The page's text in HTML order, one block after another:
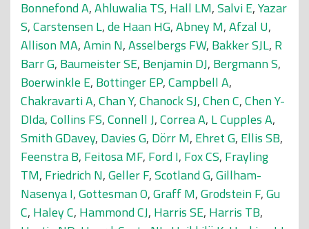
Bonnefond A,Ahluwalia TS, Hall LM,Salvi E,Yazar
S,Carstensen L,de Haan HG,Abney M,Afzal U,
Allison MA,Amin N,Asselbergs FW, Bakker SJL, R
Barr G, Baumeister SE, Benjamin DJ, Bergmann S,
Boerwinkle E, Bottinger EP,Campbell A,
Chakravarti A,Chan Y,Chanock SJ,Chen C,Chen Y-
DIda,Collins FS,Connell J,Correa A, L Cupples A,
Smith GDavey, Davies G, Dörr M, Ehret G, Ellis SB,
Feenstra B, Feitosa MF, Ford I, Fox CS, Frayling
TM, Friedrich N,Geller F,Scotland G,Gillham-
Nasenya I,Gottesman O,Graff M,Grodstein F,Gu
C, Haley C, Hammond CJ, Harris SE, Harris TB,